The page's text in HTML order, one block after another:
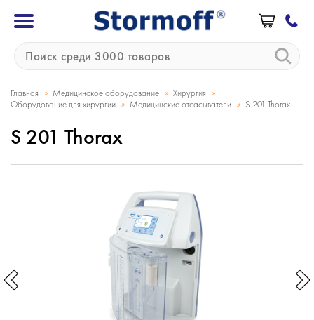
Главная » Медицинское оборудование » Хирургия »
Оборудование для хирургии » Медицинские отсасыватели » S 201 Thorax
S 201 Thorax